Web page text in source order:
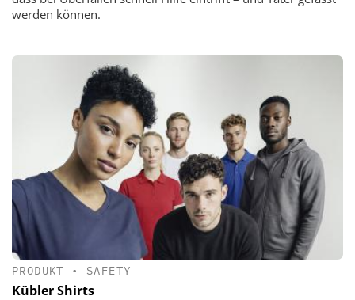
werden können.
PRODUKT • SAFETY
Kübler Shirts